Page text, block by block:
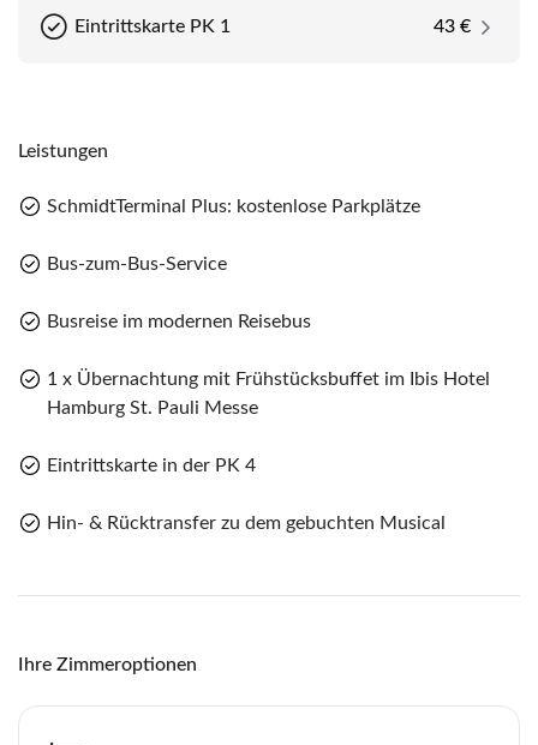
gespeichert
Teile diese Reise
WhatsApp
Telegram
Eintrittskarte PK 1 43 €
Leistungen
SchmidtTerminal Plus: kostenlose Parkplätze
Bus-zum-Bus-Service
Busreise im modernen Reisebus
1 x Übernachtung mit Frühstücksbuffet im Ibis Hotel
Hamburg St. Pauli Messe
Eintrittskarte in der PK 4
Hin- & Rücktransfer zu dem gebuchten Musical
Ihre Zimmeroptionen